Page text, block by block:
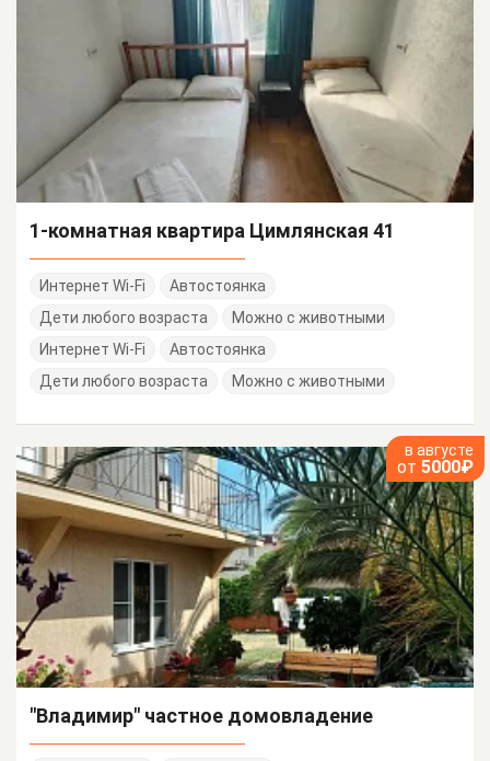
1-комнатная квартира Цимлянская 41
Интернет Wi-Fi
Автостоянка
Дети любого возраста
Можно с животными
Интернет Wi-Fi
Автостоянка
Дети любого возраста
Можно с животными
в августе
от 5000₽
"Владимир" частное домовладение